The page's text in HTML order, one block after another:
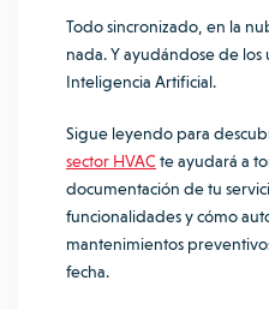
Todo sincronizado, en la
nada. Y ayudándose de los
Inteligencia Artificial.
Sigue leyendo para
sector HVAC te ayudará a
documentación de tu
funcionalidades y cómo
mantenimientos
fecha.